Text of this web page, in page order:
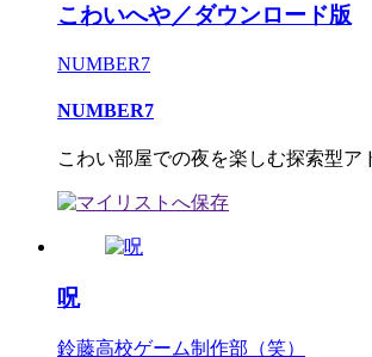
こわいへや／ダウンロード版
NUMBER7
NUMBER7
こわい部屋での夜を楽しむ探索型ア
呪
鈴藤高校ゲーム制作部（笑）